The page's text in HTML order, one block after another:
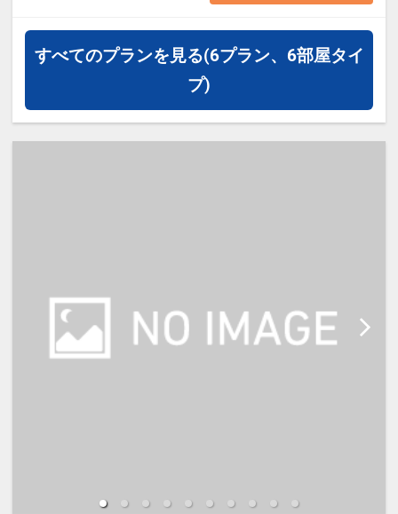
※3名以上で1室にご宿泊の場合は正
ベッド2台+エキストラベッドをご利
用いただきます。
必ず入力してください。
すべてのプランを見る(6プラン、6部屋タイ
プ)